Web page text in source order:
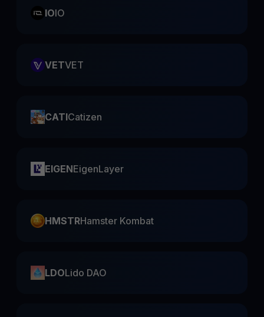
IOIO
VETVET
CATICatizen
EIGENEigenLayer
HMSTRHamster Kombat
LDOLido DAO